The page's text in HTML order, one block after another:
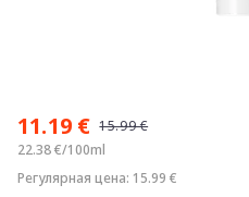
11.19 € 15.99 €
22.38 €/100ml
Регулярная цена: 15.99 €